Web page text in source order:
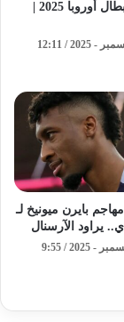
الجمعة - 5 ديسمبر - 2025 / 12:11
بايرن ميونيخ لـ
يراود الآرسنال
الأربعاء - 3 ديسمبر - 2025 / 9:55